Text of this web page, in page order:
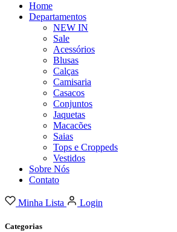
Home
Departamentos
NEW IN
Sale
Acessórios
Blusas
Calças
Camisaria
Casacos
Conjuntos
Jaquetas
Macacões
Saias
Tops e Croppeds
Vestidos
Sobre Nós
Contato
Minha Lista Login
Categorias